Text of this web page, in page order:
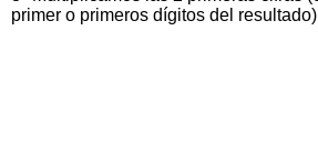
primer o primeros dígitos del resultado)